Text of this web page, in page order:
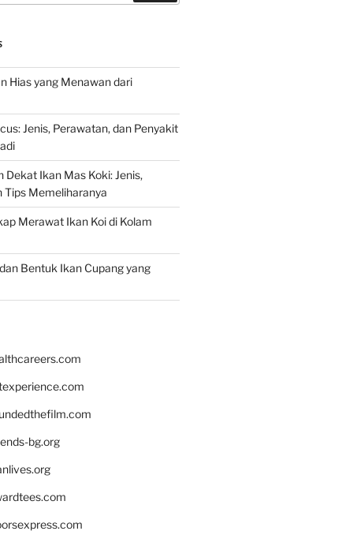
Hias yang Menawan dari
Jenis, Perawatan, dan Penyakit
Dekat Ikan Mas Koki: Jenis,
Tips Memeliharanya
Merawat Ikan Koi di Kolam
Bentuk Ikan Cupang yang
bg.org